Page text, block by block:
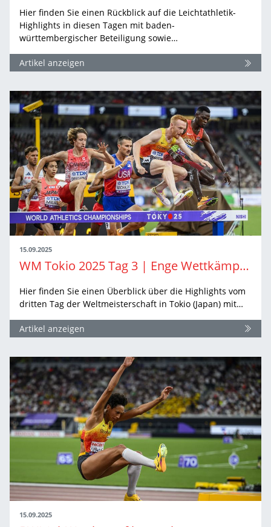
Hier finden Sie einen Rückblick auf die Leichtathletik-
Highlights in diesen Tagen mit baden-
württembergischer Beteiligung sowie…
Artikel anzeigen
15.09.2025
WM Tokio 2025 Tag 3 | Enge Wettkämpfe in Qualifikation und Finale
Hier finden Sie einen Überblick über die Highlights vom
dritten Tag der Weltmeisterschaft in Tokio (Japan) mit…
Artikel anzeigen
15.09.2025